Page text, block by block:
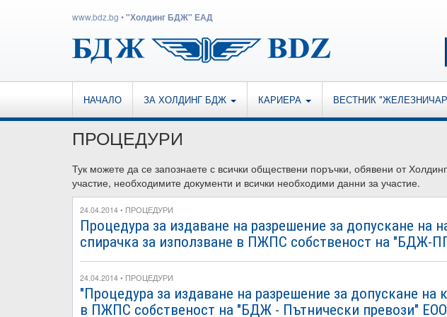
www.bdz.bg •"Холдинг БДЖ" ЕАД
НАЧАЛО ЗА ХОЛДИНГ БДЖ КАРИЕРА ВЕСТНИК
ПРОЦЕДУРИ
Тук можете да се запознаете с всички обществени поръчки, обявени от
участие, необходимите документи и всички необходими данни за участие.
24.04.2014 • ПРОЦЕДУРИ
Процедура за издаване на разрешение за допускане на
спирачка за използване в ПЖПС собственост на "БДЖ-
24.04.2014 • ПРОЦЕДУРИ
"Процедура за издаване на разрешение за допускане на
в ПЖПС собственост на "БДЖ - Пътнически превози"